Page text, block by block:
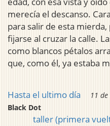
merecía el descanso.
para salir de esta
fijarse al cruzar la calle.
como blancos pétalos
que, como él, ya estaba
Hasta el ultimo día
11
Black Dot
taller (primera